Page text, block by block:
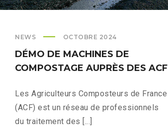
NEWS OCTOBRE 2024
DÉMO DE MACHINES DE
COMPOSTAGE AUPRÈS DES ACF
Les Agriculteurs Composteurs de France
(ACF) est un réseau de professionnels
du traitement des [...]